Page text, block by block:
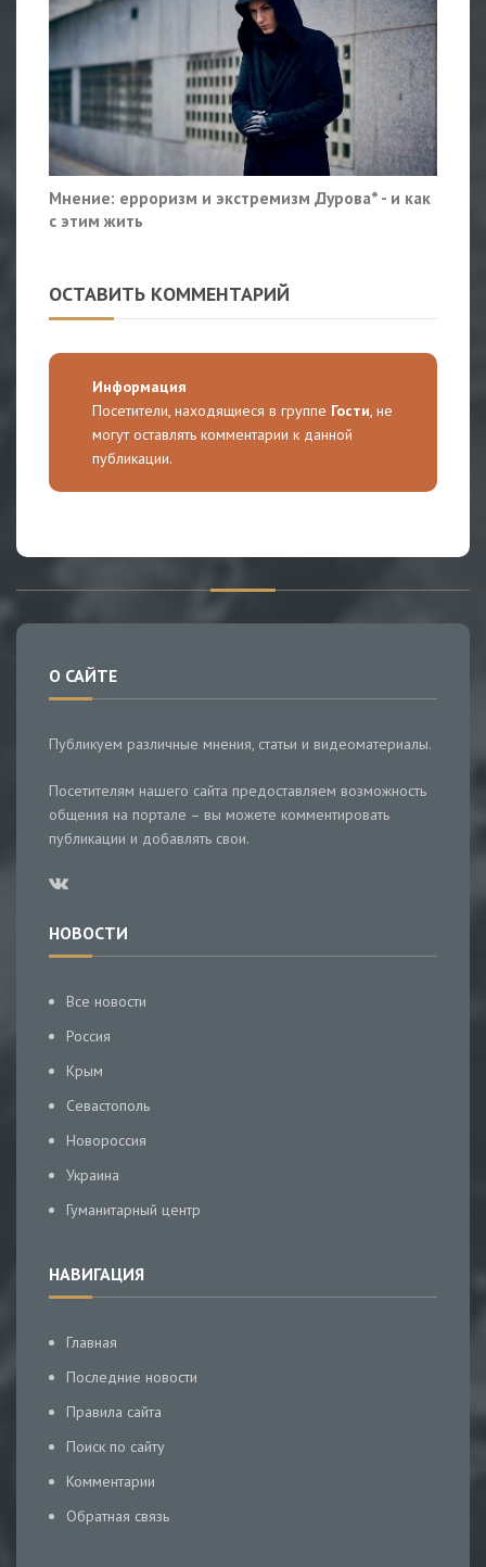
Мнение: ерроризм и экстремизм Дурова* - и как
с этим жить
ОСТАВИТЬ КОММЕНТАРИЙ
Информация
Посетители, находящиеся в группе Гости, не
могут оставлять комментарии к данной
публикации.
О САЙТЕ
Публикуем различные мнения, статьи и видеоматериалы.
Посетителям нашего сайта предоставляем возможность
общения на портале – вы можете комментировать
публикации и добавлять свои.
НОВОСТИ
Все новости
Россия
Крым
Севастополь
Новороссия
Украина
Гуманитарный центр
НАВИГАЦИЯ
Главная
Последние новости
Правила сайта
Поиск по сайту
Комментарии
Обратная связь